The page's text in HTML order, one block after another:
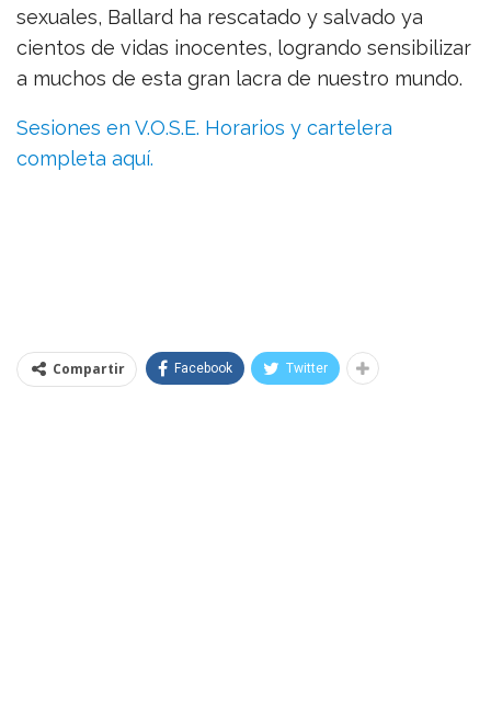
sexuales, Ballard ha rescatado y salvado ya
cientos de vidas inocentes, logrando sensibilizar
a muchos de esta gran lacra de nuestro mundo.
Sesiones en V.O.S.E. Horarios y cartelera
completa aquí.
Compartir Facebook Twitter